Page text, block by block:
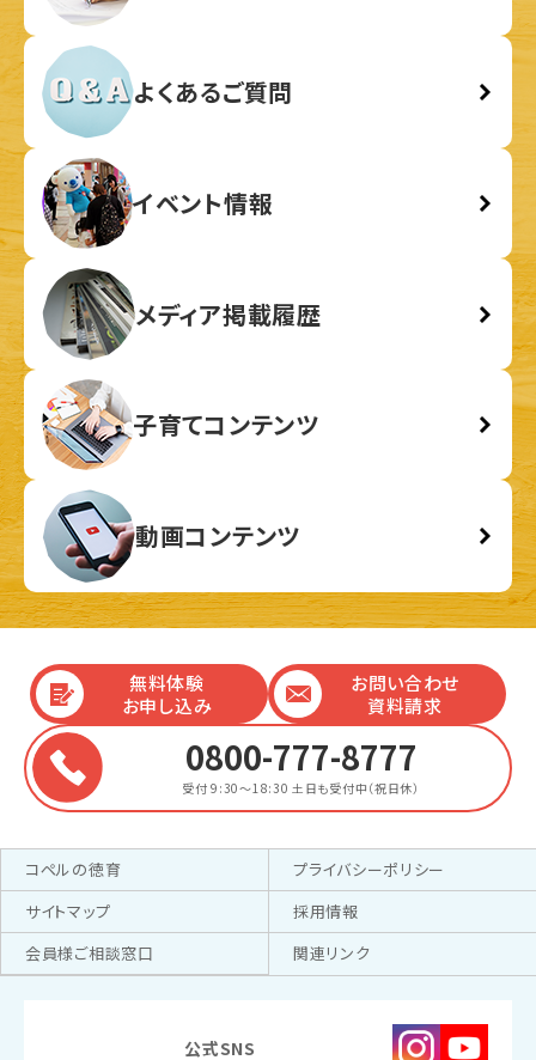
よくあるご質問
イベント情報
メディア掲載履歴
子育てコンテンツ
動画コンテンツ
無料体験
お申し込み
お問い合わせ
資料請求
0800-777-8777
受付 9:30～18:30 土日も受付中（祝日休）
コペルの徳育
プライバシーポリシー
サイトマップ
採用情報
会員様ご相談窓口
関連リンク
公式SNS